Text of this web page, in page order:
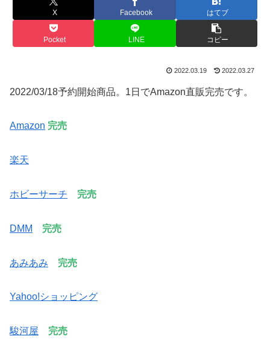
X Facebook はてブ
Pocket LINE コピー
2022.03.19 2022.03.27
2022/03/18予約開始商品。1日でAmazon直販完売です。
Amazon 完売
楽天
ホビーサーチ 完売
DMM 完売
あみあみ 完売
Yahoo!ショッピング
駿河屋 完売